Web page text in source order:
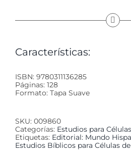
Características:
ISBN: 9780311136285
Páginas: 128
Formato: Tapa Suave
SKU: 009860
Categorías: Estudios para Células
Etiquetas: Editorial: Mundo
Estudios Bíblicos para Células